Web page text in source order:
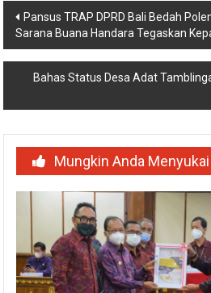
Navigasi
pos
Pansus TRAP DPRD Bali Bedah
Sarana Buana Handara Tegaskan
Bahas Status Desa Adat
Mungkin Anda Menyukai